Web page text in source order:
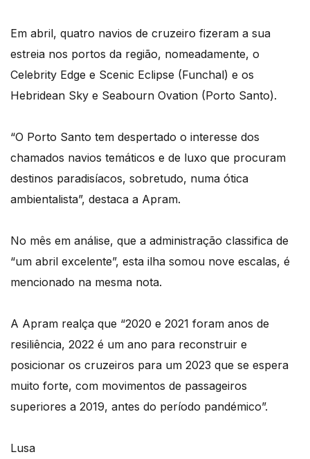
Em abril, quatro navios de cruzeiro fizeram a sua
estreia nos portos da região, nomeadamente, o
Celebrity Edge e Scenic Eclipse (Funchal) e os
Hebridean Sky e Seabourn Ovation (Porto Santo).
“O Porto Santo tem despertado o interesse dos
chamados navios temáticos e de luxo que procuram
destinos paradisíacos, sobretudo, numa ótica
ambientalista”, destaca a Apram.
No mês em análise, que a administração classifica de
“um abril excelente”, esta ilha somou nove escalas, é
mencionado na mesma nota.
A Apram realça que “2020 e 2021 foram anos de
resiliência, 2022 é um ano para reconstruir e
posicionar os cruzeiros para um 2023 que se espera
muito forte, com movimentos de passageiros
superiores a 2019, antes do período pandémico”.
Lusa